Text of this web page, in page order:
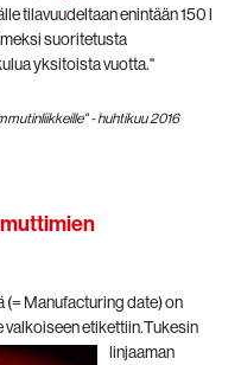
tilavuudeltaan enintään 150 l
suoritetusta
yksitoista vuotta."
- huhtikuu 2016
Manufacturing date) on
etikettiin.Tukesin
linjaaman